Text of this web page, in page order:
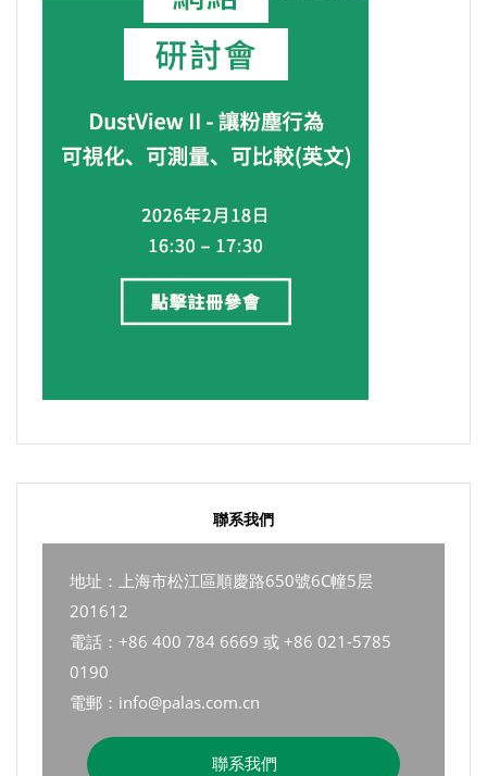
聯系我們
地址：上海市松江區順慶路650號6C幢5层
201612
電話：+86 400 784 6669 或 +86 021-5785
0190
電郵：info@palas.com.cn
聯系我們